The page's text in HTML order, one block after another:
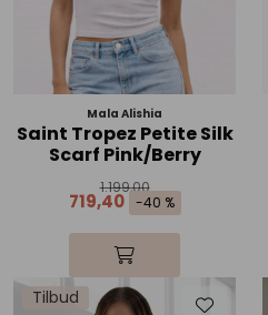
Mala Alishia
Saint Tropez Petite Silk
Scarf Pink/Berry
1.199,00
719,40 -40 %
Tilbud